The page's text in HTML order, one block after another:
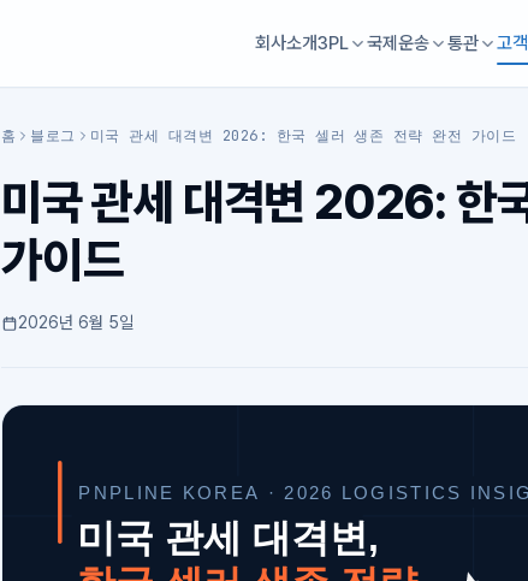
회사소개3PL 국제운송 통관 고
홈 블로그 미국 관세 대격변 2026: 한국 셀러 생존 전략 완전 가이드
미국 관세 대격변 2026: 한
가이드
2026년 6월 5일